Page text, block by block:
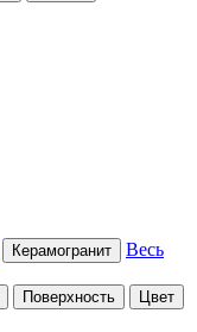
Керамогранит
Весь
Поверхность
Цвет